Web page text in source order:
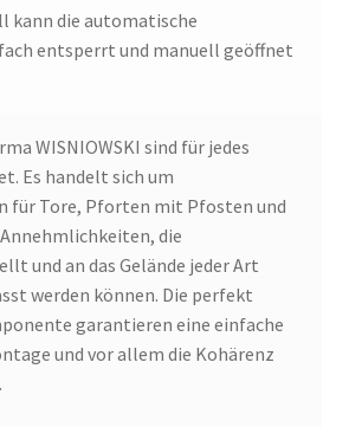
kann die automatische
entsperrt und manuell geöffnet
WISNIOWSKI sind für jedes
Es handelt sich um
für Tore, Pforten mit Pfosten und
die
und an das Gelände jeder Art
werden können. Die perfekt
garantieren eine einfache
und vor allem die Kohärenz